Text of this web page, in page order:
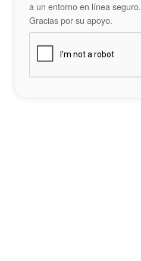
a un entorno en línea seguro.
Gracias por su apoyo.